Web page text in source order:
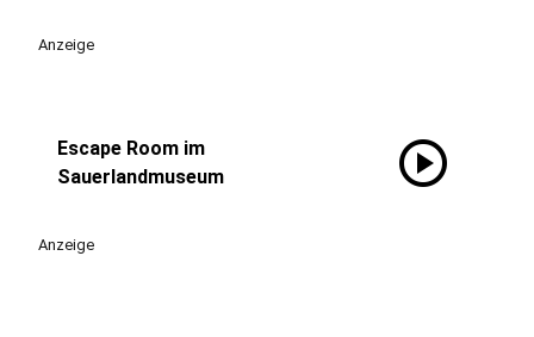
Anzeige
Escape Room im
Sauerlandmuseum
play_circle
Anzeige